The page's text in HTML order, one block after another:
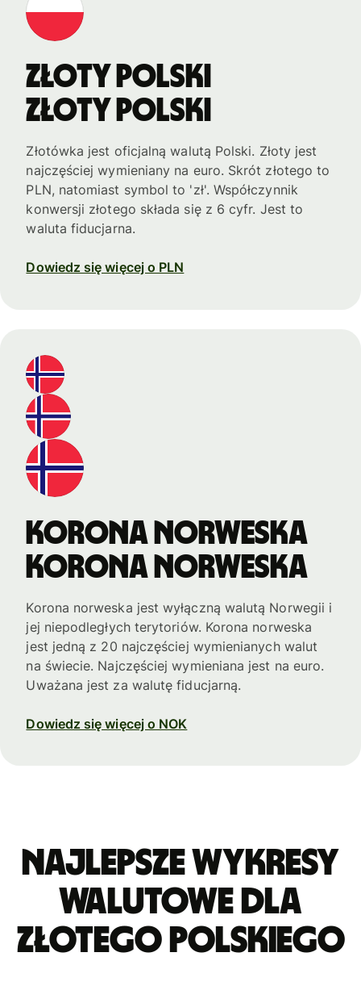
Złoty polski
Złoty polski
Złotówka jest oficjalną walutą Polski. Złoty jest
najczęściej wymieniany na euro. Skrót złotego to
PLN, natomiast symbol to 'zł'. Współczynnik
konwersji złotego składa się z 6 cyfr. Jest to
waluta fiducjarna.
Dowiedz się więcej o PLN
Korona norweska
Korona norweska
Korona norweska jest wyłączną walutą Norwegii i
jej niepodległych terytoriów. Korona norweska
jest jedną z 20 najczęściej wymienianych walut
na świecie. Najczęściej wymieniana jest na euro.
Uważana jest za walutę fiducjarną.
Dowiedz się więcej o NOK
Najlepsze wykresy
walutowe dla
złotego polskiego